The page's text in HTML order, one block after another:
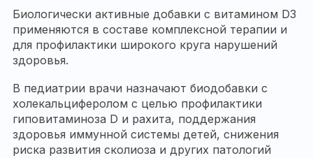
Биологически активные добавки с витамином D3
применяются в составе комплексной терапии и
для профилактики широкого круга нарушений
здоровья.
В педиатрии врачи назначают биодобавки с
холекальциферолом с целью профилактики
гиповитаминоза D и рахита, поддержания
здоровья иммунной системы детей, снижения
риска развития сколиоза и других патологий